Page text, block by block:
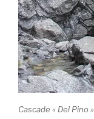
Cascade « Del Pino ».